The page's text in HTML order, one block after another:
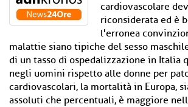
cardiovascolare
riconsiderata ed è
l'erronea
malattie siano tipiche del sesso
di un tasso di ospedalizzazione in Italia
negli uomini rispetto alle donne per
cardiovascolari, la mortalità in Europa,
assoluti che percentuali, è maggiore